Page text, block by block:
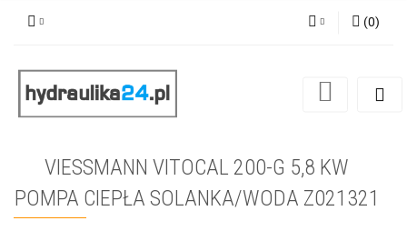
Zarejestruj się
(0)
VIESSMANN VITOCAL 200-G 5,8 KW
POMPA CIEPŁA SOLANKA/WODA Z021321